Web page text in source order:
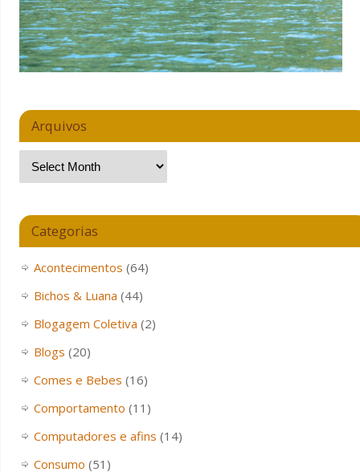
Arquivos
Categorias
Acontecimentos (64)
Bichos & Luana (44)
Blogagem Coletiva (2)
Blogs (20)
Comes e Bebes (16)
Comportamento (11)
Computadores e afins (14)
Consumo (51)